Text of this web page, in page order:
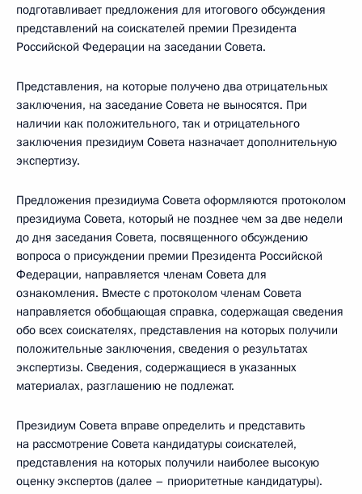
подготавливает предложения для итогового обсуждения
представлений на соискателей премии Президента
Российской Федерации на заседании Совета.
Представления, на которые получено два отрицательных
заключения, на заседание Совета не выносятся. При
наличии как положительного, так и отрицательного
заключения президиум Совета назначает дополнительную
экспертизу.
Предложения президиума Совета оформляются протоколом
президиума Совета, который не позднее чем за две недели
до дня заседания Совета, посвященного обсуждению
вопроса о присуждении премии Президента Российской
Федерации, направляется членам Совета для
ознакомления. Вместе с протоколом членам Совета
направляется обобщающая справка, содержащая сведения
обо всех соискателях, представления на которых получили
положительные заключения, сведения о результатах
экспертизы. Сведения, содержащиеся в указанных
материалах, разглашению не подлежат.
Президиум Совета вправе определить и представить
на рассмотрение Совета кандидатуры соискателей,
представления на которых получили наиболее высокую
оценку экспертов (далее – приоритетные кандидатуры).